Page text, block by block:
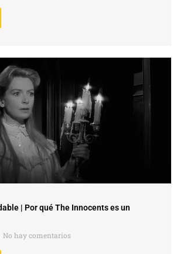
| Por qué The Innocents es un
No hay comentarios